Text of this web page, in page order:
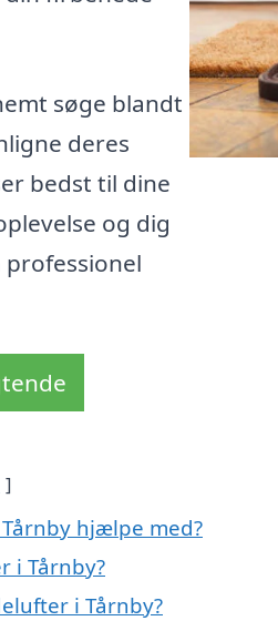
søge blandt
deres
bedst til dine
og dig
hjælpe med?
i Tårnby?
i Tårnby?